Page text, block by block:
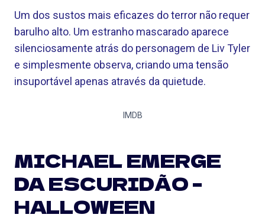
Um dos sustos mais eficazes do terror não requer
barulho alto. Um estranho mascarado aparece
silenciosamente atrás do personagem de Liv Tyler
e simplesmente observa, criando uma tensão
insuportável apenas através da quietude.
IMDB
MICHAEL EMERGE
DA ESCURIDÃO –
HALLOWEEN